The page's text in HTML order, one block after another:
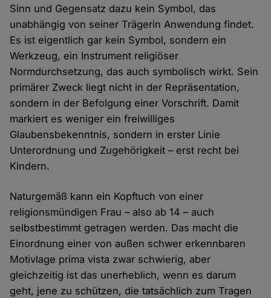
Sinn und Gegensatz dazu kein Symbol, das
unabhängig von seiner Trägerin Anwendung findet.
Es ist eigentlich gar kein Symbol, sondern ein
Werkzeug, ein Instrument religiöser
Normdurchsetzung, das auch symbolisch wirkt. Sein
primärer Zweck liegt nicht in der Repräsentation,
sondern in der Befolgung einer Vorschrift. Damit
markiert es weniger ein freiwilliges
Glaubensbekenntnis, sondern in erster Linie
Unterordnung und Zugehörigkeit – erst recht bei
Kindern.
Naturgemäß kann ein Kopftuch von einer
religionsmündigen Frau – also ab 14 – auch
selbstbestimmt getragen werden. Das macht die
Einordnung einer von außen schwer erkennbaren
Motivlage prima vista zwar schwierig, aber
gleichzeitig ist das unerheblich, wenn es darum
geht, jene zu schützen, die tatsächlich zum Tragen